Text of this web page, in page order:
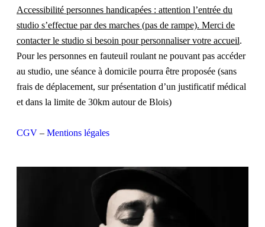
Accessibilité personnes handicapées : attention l’entrée du
studio s’effectue par des marches (pas de rampe). Merci de
contacter le studio si besoin pour personnaliser votre accueil.
Pour les personnes en fauteuil roulant ne pouvant pas accéder
au studio, une séance à domicile pourra être proposée (sans
frais de déplacement, sur présentation d’un justificatif médical
et dans la limite de 30km autour de Blois)
CGV – Mentions légales